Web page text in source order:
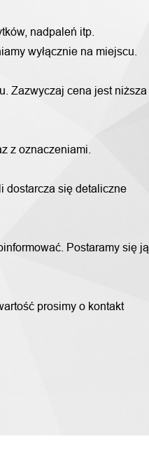
nadpaleń itp.
wyłącznie na miejscu.
Zazwyczaj cena jest niższa
z oznaczeniami.
dostarcza się detaliczne
Postaramy się ją
prosimy o kontakt